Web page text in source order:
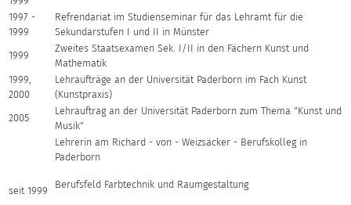
1997 -
1999
Refrendariat im Studienseminar für das Lehramt für die
Sekundarstufen I und II in Münster
1999
Zweites Staatsexamen Sek. I/II in den Fächern Kunst und
Mathematik
1999,
2000
Lehraufträge an der Universität Paderborn im Fach Kunst
(Kunstpraxis)
2005
Lehrauftrag an der Universität Paderborn zum Thema "Kunst und
Musik"
seit 1999
Lehrerin am Richard - von - Weizsäcker - Berufskolleg in
Paderborn
Berufsfeld Farbtechnik und Raumgestaltung